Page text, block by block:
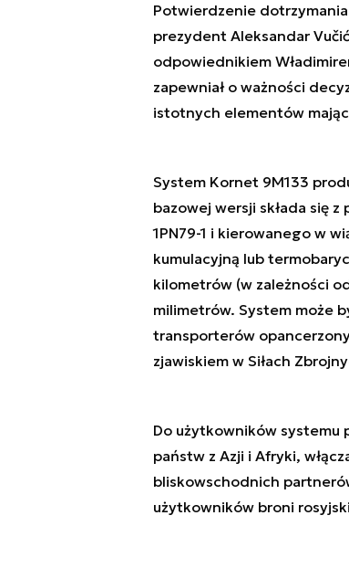
Potwierdzenie
prezydent Aleksandar
odpowiednikiem
zapewniał o ważności
istotnych elementów
System Kornet 9M133
bazowej wersji składa się
1PN79-1 i kierowanego w
kumulacyjną lub
kilometrów (w zależności
milimetrów. System może
transporterów
zjawiskiem w Siłach
Do użytkowników systemu
państw z Azji i Afryki,
bliskowschodnich
użytkowników broni